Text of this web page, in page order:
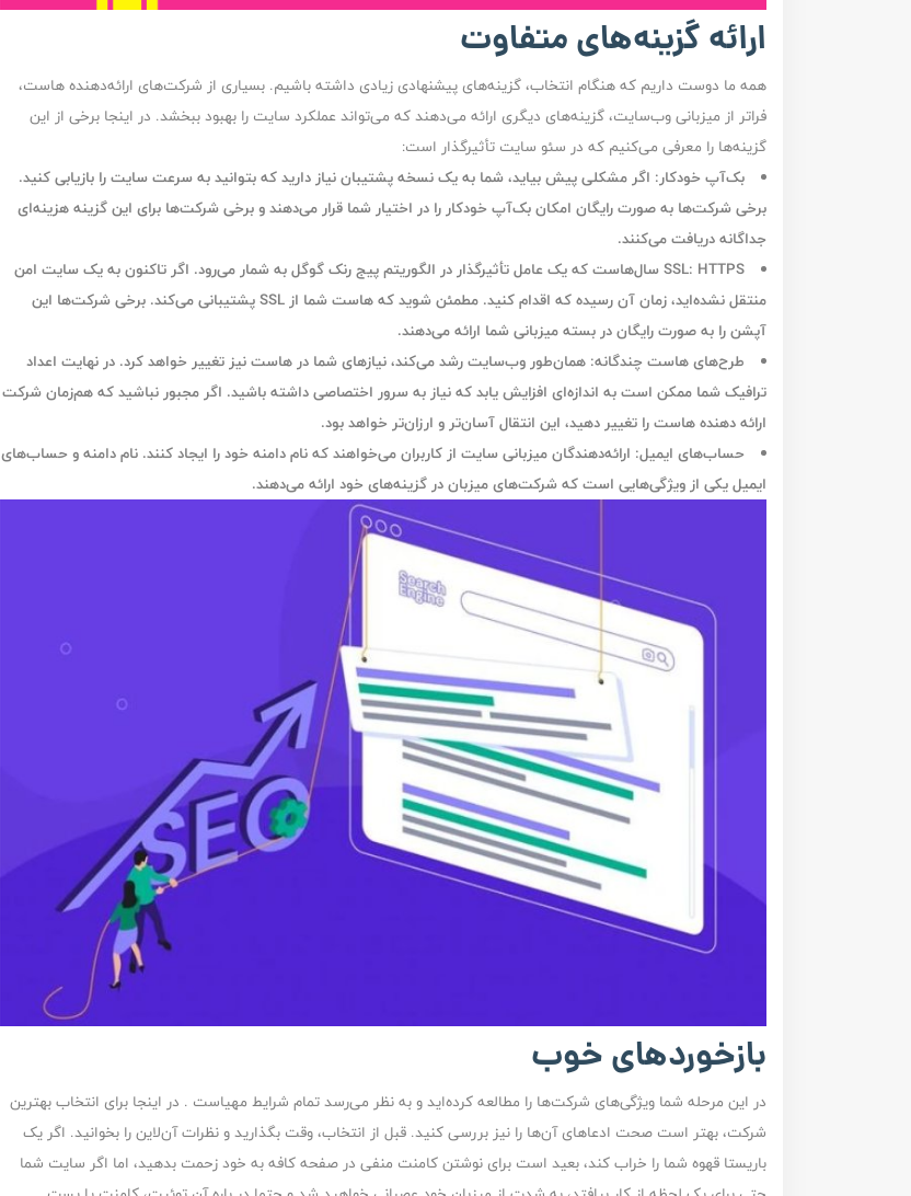
ارائه گزینه‌های متفاوت
همه ما دوست داریم که هنگام انتخاب، گزینه‌های پیشنهادی زیادی داشته باشیم. بسیاری از شرکت‌های ارائه‌دهنده هاست،
فراتر از میزبانی وب‌سایت، گزینه‌های دیگری ارائه می‌دهند که می‌تواند عملکرد سایت را بهبود ببخشد. در اینجا برخی از این
گزینه‌ها را معرفی می‌کنیم که در سئو سایت تأثیرگذار است:‌
بک‌آپ خودکار:‌ اگر مشکلی پیش بیاید، شما به یک نسخه پشتیبان نیاز دارید که بتوانید به سرعت سایت را بازیابی کنید.
برخی شرکت‌ها به صورت رایگان امکان بک‌آپ خودکار را در اختیار شما قرار می‌دهند و برخی شرکت‌ها برای این گزینه هزینه‌ای
جداگانه دریافت می‌کنند.
SSL: HTTPS سال‌هاست که یک عامل تأثیرگذار در
الگوریتم پیج ‌رنک گوگلبه شمار می‌رود. اگر تاکنون به یک سایت امن
منتقل نشده‌اید، زمان آن رسیده که اقدام کنید. مطمئن شوید که هاست شما از SSL پشتیبانی می‌کند. برخی شرکت‌ها این
آپشن را به صورت رایگان در بسته میزبانی شما ارائه می‌دهند.
طرح‌های هاست چندگانه:‌ همان‌طور وب‌سایت رشد می‌کند، نیازهای شما در هاست نیز تغییر خواهد کرد. در نهایت اعداد
ترافیک شما ممکن است به اندازه‌ای افزایش یابد که نیاز به سرور اختصاصی داشته باشید. اگر مجبور نباشید که هم‌زمان شرکت
ارائه دهنده هاست را تغییر دهید، این انتقال آسان‌تر و ارزان‌تر خواهد بود.
حساب‌های ایمیل: ارائه‌دهندگان میزبانی سایت از کاربران می‌خواهند که نام دامنه خود را ایجاد کنند. نام دامنه و حساب‌های
ایمیل یکی از ویژگی‌هایی است که شرکت‌های میزبان در گزینه‌های خود ارائه می‌دهند.
بازخوردهای خوب
در این مرحله شما ویژگی‌های شرکت‌ها را مطالعه کرده‌اید و به نظر می‌رسد تمام شرایط مهیاست . در اینجا برای انتخاب بهترین
شرکت، بهتر است صحت ادعاهای آن‌ها را نیز بررسی کنید. قبل از انتخاب، وقت بگذارید و نظرات آن‌لاین را بخوانید. اگر یک
باریستا قهوه شما را خراب کند، بعید است برای نوشتن کامنت منفی در صفحه کافه به خود زحمت بدهید، اما اگر سایت شما